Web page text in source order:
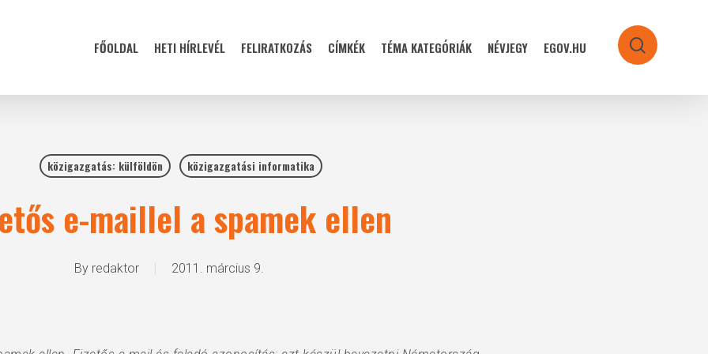
FŐOLDAL HETI HÍRLEVÉL FELIRATKOZÁS CÍMKÉK TÉMA KATEGÓRIÁK NÉVJEGY EGOV.HU search
közigazgatás: külföldön közigazgatási informatika
e-maillel a spamek ellen
By redaktor 2011. március 9.